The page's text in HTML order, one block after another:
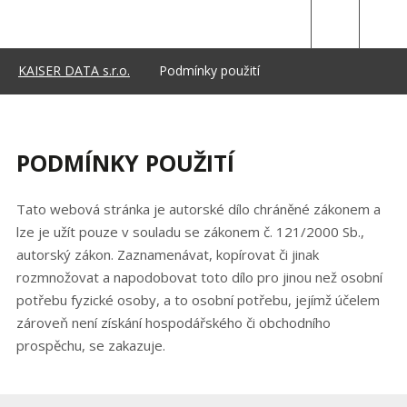
POUŽITÍ
KAISER DATA s.r.o. Podmínky použití
PODMÍNKY POUŽITÍ
Tato webová stránka je autorské dílo chráněné zákonem a
lze je užít pouze v souladu se zákonem č. 121/2000 Sb.,
autorský zákon. Zaznamenávat, kopírovat či jinak
rozmnožovat a napodobovat toto dílo pro jinou než osobní
potřebu fyzické osoby, a to osobní potřebu, jejímž účelem
zároveň není získání hospodářského či obchodního
prospěchu, se zakazuje.